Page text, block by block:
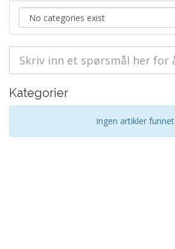
Kategorier
Ingen artikler funnet